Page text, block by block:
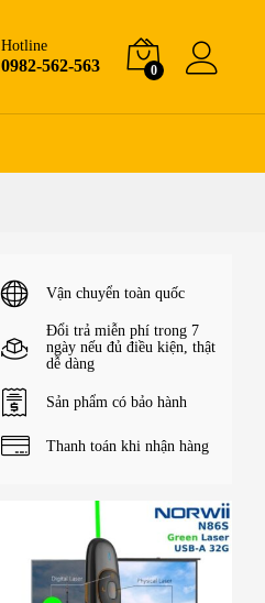
Hotline
0982-562-563 0
Vận chuyển toàn quốc
Đổi trả miễn phí trong 7
ngày nếu đủ điều kiện, thật
dễ dàng
Sản phẩm có bảo hành
Thanh toán khi nhận hàng